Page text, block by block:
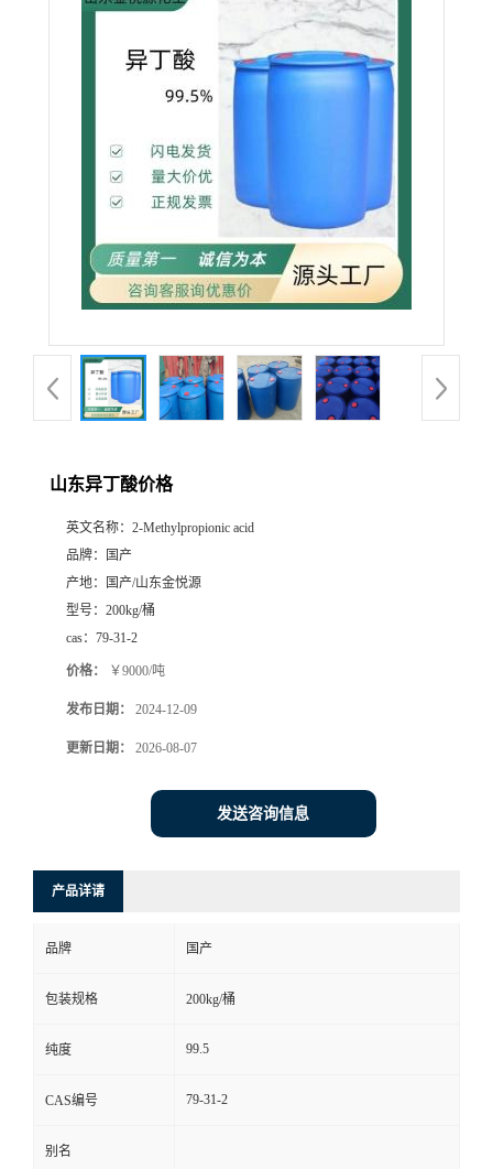
山东异丁酸价格
英文名称： 2-Methylpropionic acid
品牌：
国产
产地：
国产/山东金悦源
型号： 200kg/桶
cas： 79-31-2
价格： ￥9000/吨
发布日期： 2024-12-09
更新日期： 2026-08-07
发送咨询信息
产品详请
品牌 国产
包装规格 200kg/桶
纯度 99.5
CAS编号 79-31-2
别名